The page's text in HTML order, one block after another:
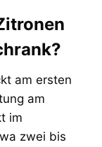
am ersten
am
im
zwei bis